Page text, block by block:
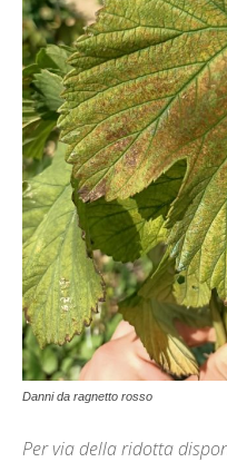
Danni da ragnetto rosso
Per via della ridotta